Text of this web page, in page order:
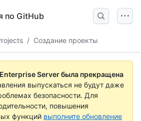
по GitHub
/ Создание проекты
Server была прекращена
выпускаться не будут даже
безопасности. Для
повышения
функций выполните обновление